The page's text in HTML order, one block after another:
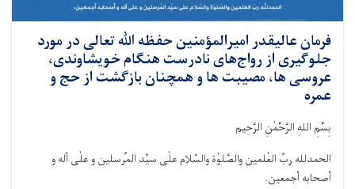
فرمان عالیقدر امیرالمؤمنین حفظه ﷲ تعالی در مورد
جلوگیری از رواج‌های نادرست هنگام خویشاوندی،
عروسی ها، مصیبت ها و همچنان بازگشت از حج و
عمره
بِسْمِ اللهِ الرَّحْمٰنِ الرَّحِيم
الحمدلله ربِّ العٰلمین والصَّلوٰة والسَّلام علٰی سیِّد المُرسلین و علٰی آله و
أصحابه أجمعین.